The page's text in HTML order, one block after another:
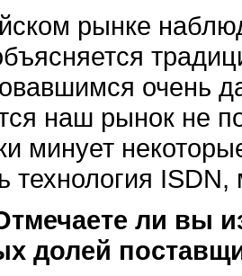
рынке
очень
наш рынок не
минует
технология
ли вы
долей